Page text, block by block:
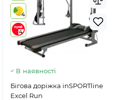
4
4
В наявності
Бігова доріжка inSPORTline
Excel Run